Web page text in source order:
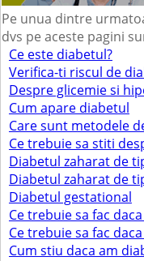
Pe unua dintre
dvs pe aceste pagini
Ce este diabetul?
Verifica-ti riscul de
Despre glicemie si
Cum apare diabetul
Care sunt metodele
Ce trebuie sa stiti
Diabetul zaharat de
Diabetul zaharat de
Diabetul gestational
Ce trebuie sa fac
Ce trebuie sa fac
Cum stiu daca am